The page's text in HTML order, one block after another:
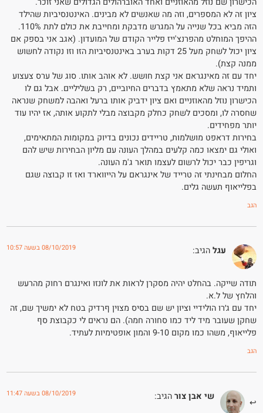
ציון זה לא המספרים, וזה מה שאנשים לא מבינים. האינטנסיביות שהילד
הזה מביא בכל שנייה על המגרש מדבקת ומחייבת את כולם לתת 110%.
ההיפך המוחלט מהפרנצ'ייז פלייר הקודם של המועדון. (אגב אני בספק אם
ציון יכול לשחק מעל 25 דקות בערב באינטנסיביות הזו וזו נקודה לחשוש
ממנה קצת).
יחד עם זה מאינגראם אני קצת חושש. לא אוהב אותו. סוג של ערס צעצוע
ותמיד נראה שלא מתאמץ בדברים החיוביים, רק בשליליים. אבל גם לו
הכישרון נוזל מהאוזניים ואם ציון ידביק אותו ברעל ואהבה למשחק שנראה
שחסרה לו, ומסכים לשחק כחלק מקבוצה מבלי לתקוע אותה, אז יהיו עוד
יותר מפחידים.
בחירות דראפט מושלמות, טריידים נכונים בדיוק במקומות המתאימים,
ואולי גם ימצאו כמה קלעים במהלך העונה עם מליון הבחירות שיש להם
וגריפין כבר יכול לרשום לעצמו תואר ג'מ העונה.
החלום מבחינתי זה טרייד של אינגראם על הייווארד ואז זו קבוצה שגם
בפלייאוף תעשה גלים.
הגב
עגלהגיב: 08/10/2019 בשעה 10:57
תודה שייקה. בהחלט יהיה מסקרן לראות את לונזו ואינגרם רחוק מהרעש
והלחץ של ל.א.
יחד עם ג׳רו הולידיי וציון יש שם בסיס מצוין ףרדיק בטח לא ימשיך שם, זה
שחקן שעובר מיד ליד כמו סחורה חמה). הם נראים לי כקבוצת סף
פלייאוף, משהו כמו מקום 9-10 והמון אופטימיות לעתיד.
הגב
שי אבן צורהגיב: 08/10/2019 בשעה 11:47